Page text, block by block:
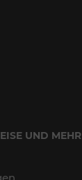
UND MEHR